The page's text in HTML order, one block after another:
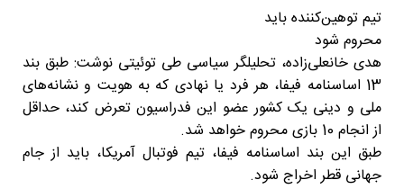
تیم توهین‌کننده باید
محروم شود
هدی خانعلی‌زاده، تحلیلگر سیاسی طی توئیتی نوشت: طبق بند
13 اساسنامه فیفا، هر فرد یا نهادی که به هویت و نشانه‌های
ملی و دینی یک کشور عضو این فدراسیون تعرض کند، حداقل
از انجام 10 بازی محروم خواهد شد.
طبق این بند اساسنامه فیفا، تیم فوتبال آمریکا، باید از جام
جهانی قطر اخراج شود.